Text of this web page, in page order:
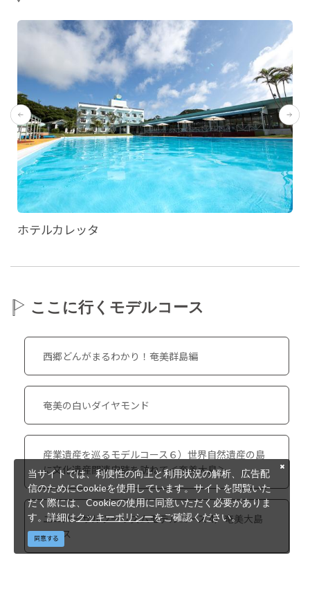
ホテルカレッタ
ここに行くモデルコース
西郷どんがまるわかり！奄美群島編
奄美の白いダイヤモンド
産業遺産を巡るモデルコース６）世界自然遺産の島
に文化遺産関連史跡を訪ねて＜奄美大島＞
ユニバーサルツーリズムモデルコース 4）奄美大島
コース
当サイトでは、利便性の向上と利用状況の解析、広告配
信のためにCookieを使用しています。サイトを閲覧いた
だく際には、Cookieの使用に同意いただく必要がありま
す。詳細はクッキーポリシーをご確認ください。
同意する